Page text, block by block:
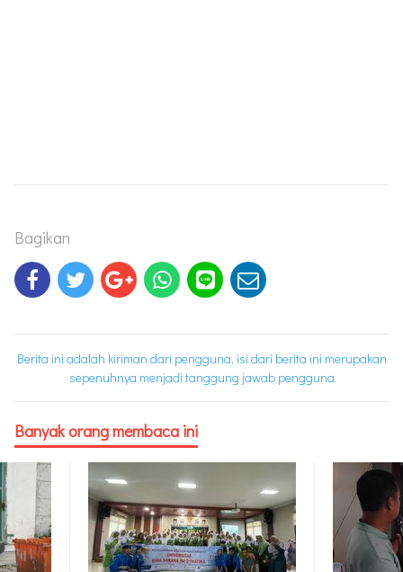
Bagikan
Berita ini adalah kiriman dari pengguna, isi dari berita ini merupakan
sepenuhnya menjadi tanggung jawab pengguna
Banyak orang membaca ini